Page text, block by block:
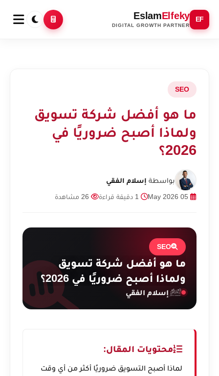
EF
EslamElfeky
DIGITAL GROWTH PARTNER
SEO
ما هو أفضل شركة تسويق
ولماذا أصبح ضروريًا في
2026؟
بواسطة إسلام الفقي
SEO
ما هو أفضل شركة تسويق
ولماذا أصبح ضروريًا في 2026؟
إسلام الفقي
محتويات المقال:
لماذا أصبح التسويق ضروريًا أكثر من أي وقت